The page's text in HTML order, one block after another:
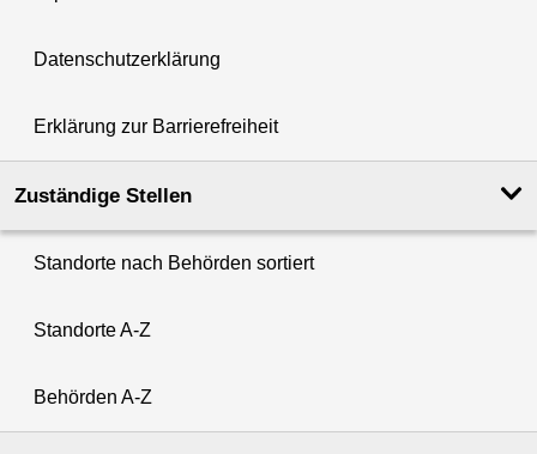
Datenschutzerklärung
Erklärung zur Barrierefreiheit
Zuständige Stellen
Standorte nach Behörden sortiert
Standorte A-Z
Behörden A-Z